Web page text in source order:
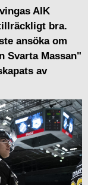
AIK
bra.
ansöka om
Svarta Massan"
av